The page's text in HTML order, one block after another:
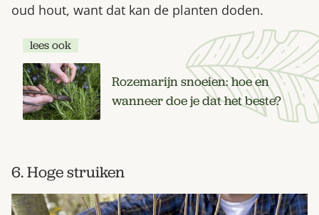
oud hout, want dat kan de planten doden.
lees ook
Rozemarijn snoeien: hoe en
wanneer doe je dat het beste?
6. Hoge struiken